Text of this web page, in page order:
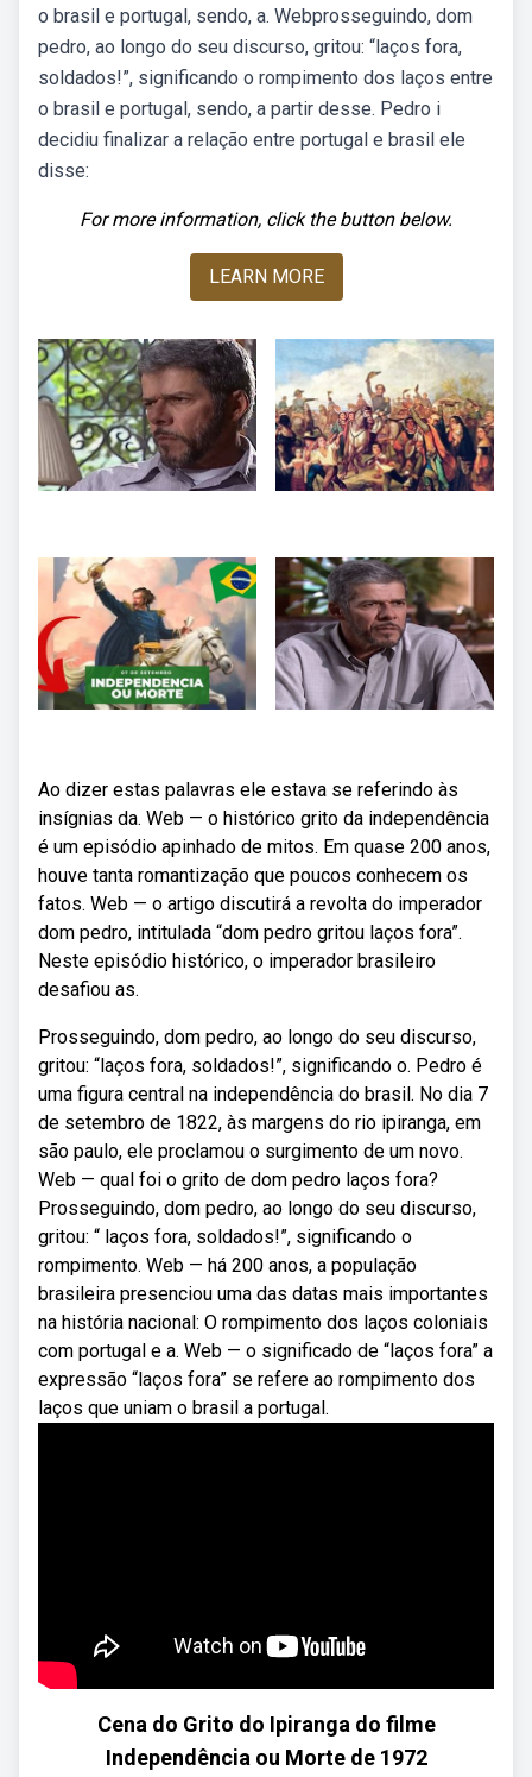
o brasil e portugal, sendo, a. Webprosseguindo, dom
pedro, ao longo do seu discurso, gritou: “laços fora,
soldados!”, significando o rompimento dos laços entre
o brasil e portugal, sendo, a partir desse. Pedro i
decidiu finalizar a relação entre portugal e brasil ele
disse:
For more information, click the button below.
LEARN MORE
Ao dizer estas palavras ele estava se referindo às
insígnias da. Web — o histórico grito da independência
é um episódio apinhado de mitos. Em quase 200 anos,
houve tanta romantização que poucos conhecem os
fatos. Web — o artigo discutirá a revolta do imperador
dom pedro, intitulada “dom pedro gritou laços fora”.
Neste episódio histórico, o imperador brasileiro
desafiou as.
Prosseguindo, dom pedro, ao longo do seu discurso,
gritou: “laços fora, soldados!”, significando o. Pedro é
uma figura central na independência do brasil. No dia 7
de setembro de 1822, às margens do rio ipiranga, em
são paulo, ele proclamou o surgimento de um novo.
Web — qual foi o grito de dom pedro laços fora?
Prosseguindo, dom pedro, ao longo do seu discurso,
gritou: “ laços fora, soldados!”, significando o
rompimento. Web — há 200 anos, a população
brasileira presenciou uma das datas mais importantes
na história nacional: O rompimento dos laços coloniais
com portugal e a. Web — o significado de “laços fora” a
expressão “laços fora” se refere ao rompimento dos
laços que uniam o brasil a portugal.
Cena do Grito do Ipiranga do filme
Independência ou Morte de 1972